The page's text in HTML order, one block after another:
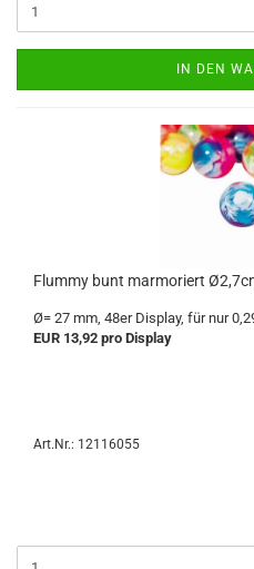
IN DEN
Flummy bunt marmoriert
Ø= 27 mm, 48er Display, für nur
EUR 13,92 pro Display
Art.Nr.: 12116055